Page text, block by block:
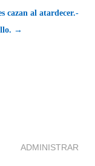
cazan al atardecer.-
→
ADMINISTRAR